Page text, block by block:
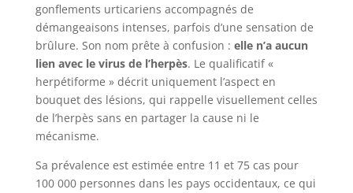
gonflements urticariens accompagnés de
démangeaisons intenses, parfois d’une sensation de
brûlure. Son nom prête à confusion : elle n’a aucun
lien avec le virus de l’herpès. Le qualificatif «
herpétiforme » décrit uniquement l’aspect en
bouquet des lésions, qui rappelle visuellement celles
de l’herpès sans en partager la cause ni le
mécanisme.
Sa prévalence est estimée entre 11 et 75 cas pour
100 000 personnes dans les pays occidentaux, ce qui